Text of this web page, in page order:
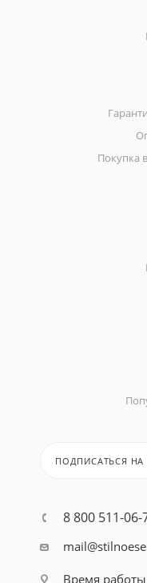
Покупка
ПОДПИСАТЬСЯ НА
8 800 511-06-
Время